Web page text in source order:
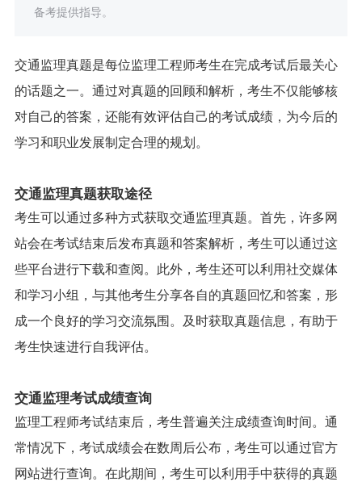
备考提供指导。
交通监理真题是每位监理工程师考生在完成考试后最关心
的话题之一。通过对真题的回顾和解析，考生不仅能够核
对自己的答案，还能有效评估自己的考试成绩，为今后的
学习和职业发展制定合理的规划。
交通监理真题获取途径
考生可以通过多种方式获取交通监理真题。首先，许多网
站会在考试结束后发布真题和答案解析，考生可以通过这
些平台进行下载和查阅。此外，考生还可以利用社交媒体
和学习小组，与其他考生分享各自的真题回忆和答案，形
成一个良好的学习交流氛围。及时获取真题信息，有助于
考生快速进行自我评估。
交通监理考试成绩查询
监理工程师考试结束后，考生普遍关注成绩查询时间。通
常情况下，考试成绩会在数周后公布，考生可以通过官方
网站进行查询。在此期间，考生可以利用手中获得的真题